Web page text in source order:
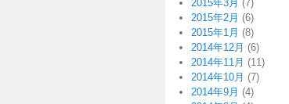
2015年3月 (7)
2015年2月 (6)
2015年1月 (8)
2014年12月 (6)
2014年11月 (11)
2014年10月 (7)
2014年9月 (4)